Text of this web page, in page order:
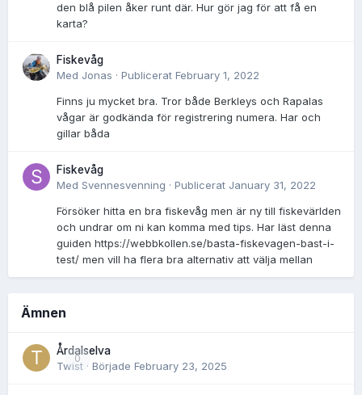
den blå pilen åker runt där. Hur gör jag för att få en
karta?
Fiskevåg
Med Jonas · Publicerat February 1, 2022
Finns ju mycket bra. Tror både Berkleys och Rapalas
vågar är godkända för registrering numera. Har och
gillar båda
Fiskevåg
Med Svennesvenning · Publicerat January 31, 2022
Försöker hitta en bra fiskevåg men är ny till fiskevärlden
och undrar om ni kan komma med tips. Har läst denna
guiden https://webbkollen.se/basta-fiskevagen-bast-i-
test/ men vill ha flera bra alternativ att välja mellan
Ämnen
0
Årdalselva
Twist · Började February 23, 2025